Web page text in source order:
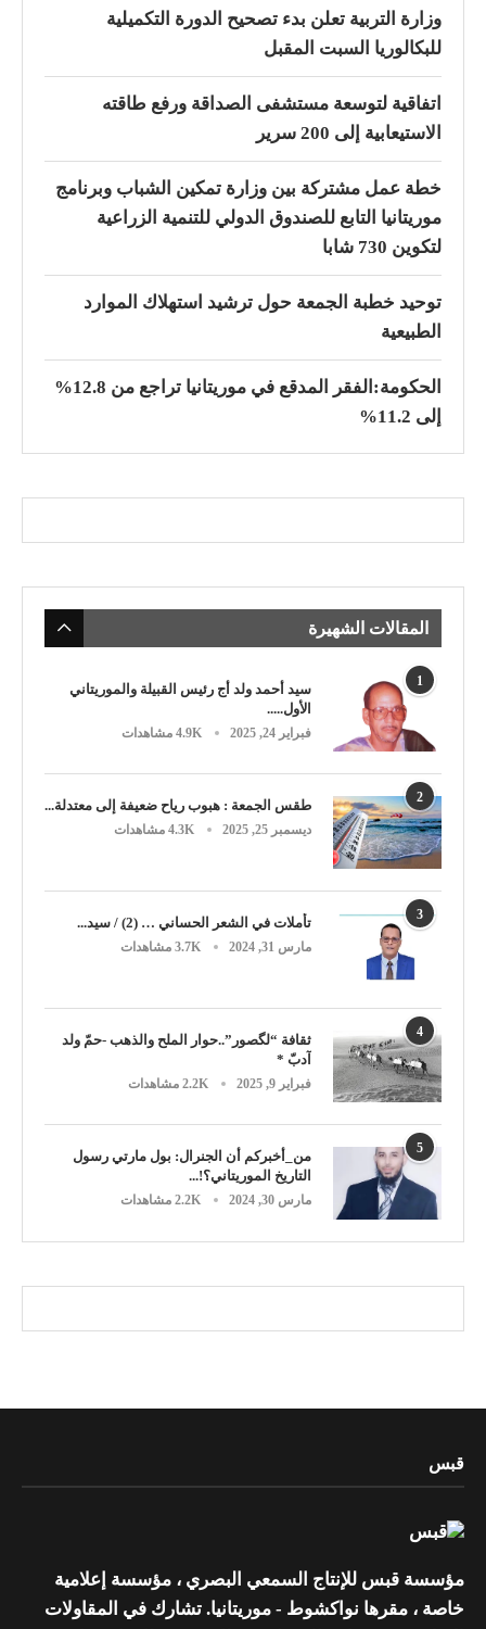
وزارة التربية تعلن بدء تصحيح الدورة التكميلية
للبكالوريا السبت المقبل
اتفاقية لتوسعة مستشفى الصداقة ورفع طاقته
الاستيعابية إلى 200 سرير
خطة عمل مشتركة بين وزارة تمكين الشباب وبرنامج
موريتانيا التابع للصندوق الدولي للتنمية الزراعية
لتكوين 730 شابا
توحيد خطبة الجمعة حول ترشيد استهلاك الموارد
الطبيعية
الحكومة:الفقر المدقع في موريتانيا تراجع من 12.8%
إلى 11.2%
المقالات الشهيرة
1
سيد أحمد ولد أج رئيس القبيلة والموريتاني
الأول.....
فبراير 24, 2025 4.9K مشاهدات
2 طقس الجمعة : هبوب رياح ضعيفة إلى معتدلة...
ديسمبر 25, 2025 4.3K مشاهدات
3 تأملات في الشعر الحساني … (2) / سيد...
مارس 31, 2024 3.7K مشاهدات
4
ثقافة “لگصور”..حوار الملح والذهب -حمّ ولد
آدبّ *
فبراير 9, 2025 2.2K مشاهدات
5
من_أخبركم أن الجنرال: بول مارتي رسول
التاريخ الموريتاني؟!...
مارس 30, 2024 2.2K مشاهدات
قبس
مؤسسة قبس للإنتاج السمعي البصري ، مؤسسة إعلامية
خاصة ، مقرها نواكشوط - موريتانيا. تشارك في المقاولات